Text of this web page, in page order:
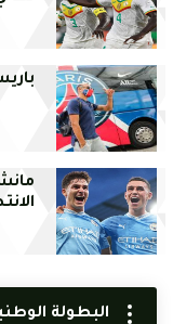
البطولة